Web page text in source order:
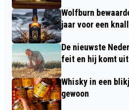
Wolfburn
jaar voor een
De nieuwste
feit en hij komt uit
Whisky in een
gewoon